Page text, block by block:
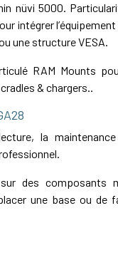
nüvi 5000.
intégrer l’équipement
une structure VESA.
RAM Mounts
& chargers..
la
des composants
une base ou de